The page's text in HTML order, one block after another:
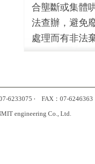
合壟斷或集體
法查辦，避免
處理而有非法
6233075 ‧ FAX：07-
engineering Co., Ltd.